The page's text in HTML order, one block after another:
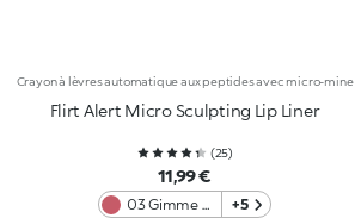
Crayon à lèvres automatique aux peptides avec micro-mine
Flirt Alert Micro Sculpting Lip Liner
(25)
11,99 €
03 Gimme A
+5